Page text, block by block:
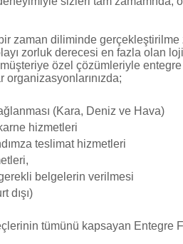
zaman diliminde
zorluk derecesi en fazla olan
özel çözümleriyle
organizasyonlarınızda;
(Kara, Deniz ve Hava)
hizmetleri
teslimat hizmetleri
belgelerin verilmesi
dışı)
tümünü kapsayan Entegre